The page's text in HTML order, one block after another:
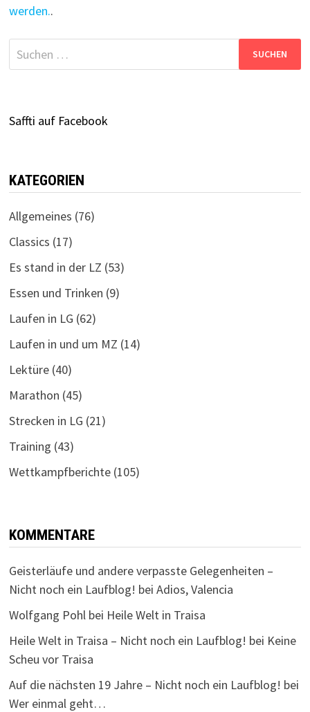
werden..
Suchen
nach:
Saffti auf Facebook
KATEGORIEN
Allgemeines (76)
Classics (17)
Es stand in der LZ (53)
Essen und Trinken (9)
Laufen in LG (62)
Laufen in und um MZ (14)
Lektüre(40)
Marathon (45)
Strecken in LG (21)
Training (43)
Wettkampfberichte(105)
KOMMENTARE
Geisterläufe und andere verpasste Gelegenheiten –
Nicht noch ein Laufblog! bei Adios, Valencia
Wolfgang Pohlbei Heile Welt in Traisa
Heile Welt in Traisa – Nicht noch ein Laufblog! bei Keine
Scheu vor Traisa
Auf die nächsten 19 Jahre – Nicht noch ein Laufblog! bei
Wer einmal geht…